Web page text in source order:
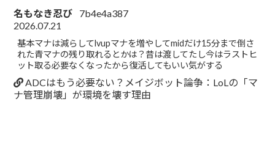
名もなき忍び
7b4e4a387
2026.07.21
基本マナは減らしてlvupマナを増やしてmidだけ15分まで倒さ
れた青マナの残り取れるとかは？昔は渡してたし今はラストヒ
ット取る必要なくなったから復活してもいい気がする
ADCはもう必要ない？メイジボット論争：LoLの「マ
ナ管理崩壊」が環境を壊す理由